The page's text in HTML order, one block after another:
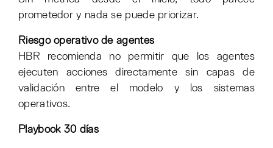
prometedor y nada se puede priorizar.
Riesgo operativo de agentes
HBR recomienda no permitir que los agentes
ejecuten acciones directamente sin capas de
validación entre el modelo y los sistemas
operativos.
Playbook 30 días